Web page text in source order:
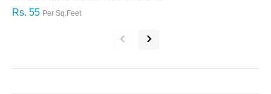
Rs. 55 Per Sq.Feet
‹ ›